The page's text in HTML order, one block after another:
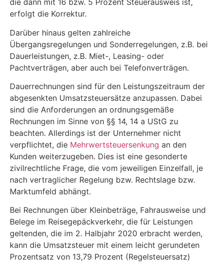
die dann mit 16 bzw. 5 Prozent Steuerausweis ist,
erfolgt die Korrektur.
Darüber hinaus gelten zahlreiche
Übergangsregelungen und Sonderregelungen, z.B. bei
Dauerleistungen, z.B. Miet-, Leasing- oder
Pachtverträgen, aber auch bei Telefonverträgen.
Dauerrechnungen sind für den Leistungszeitraum der
abgesenkten Umsatzsteuersätze anzupassen. Dabei
sind die Anforderungen an ordnungsgemäße
Rechnungen im Sinne von §§ 14, 14 a UStG zu
beachten. Allerdings ist der Unternehmer nicht
verpflichtet, die Mehrwertsteuersenkung an den
Kunden weiterzugeben. Dies ist eine gesonderte
zivilrechtliche Frage, die vom jeweiligen Einzelfall, je
nach vertraglicher Regelung bzw. Rechtslage bzw.
Marktumfeld abhängt.
Bei Rechnungen über Kleinbeträge, Fahrausweise und
Belege im Reisegepäckverkehr, die für Leistungen
geltenden, die im 2. Halbjahr 2020 erbracht werden,
kann die Umsatzsteuer mit einem leicht gerundeten
Prozentsatz von 13,79 Prozent (Regelsteuersatz)